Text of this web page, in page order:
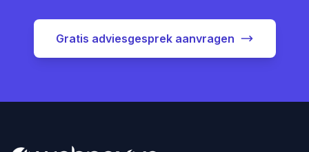
Gratis adviesgesprek aanvragen